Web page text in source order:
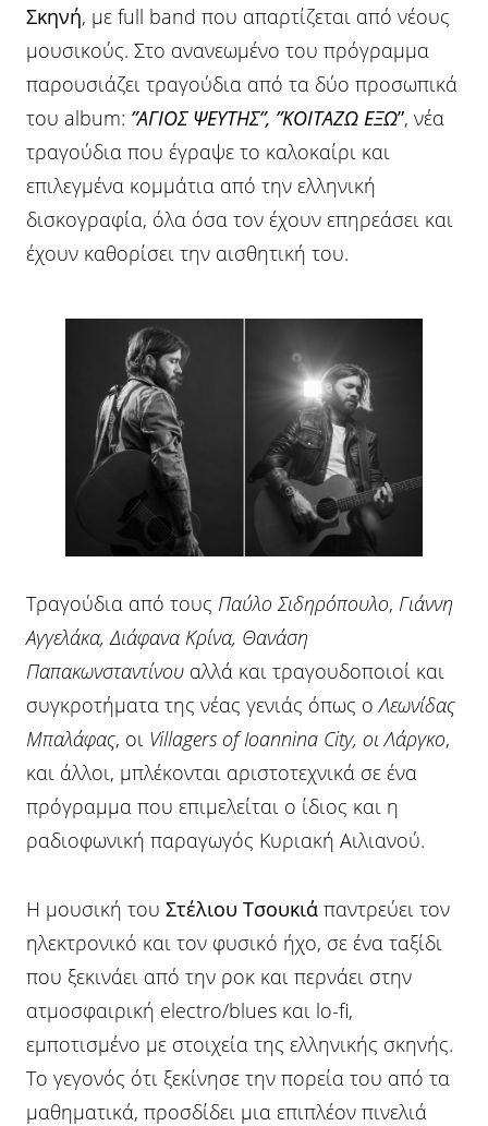
Σκηνή, με full band που απαρτίζεται από νέους
μουσικούς. Στο ανανεωμένο του πρόγραμμα
παρουσιάζει τραγούδια από τα δύο προσωπικά
του album: ”ΑΓΙΟΣ ΨΕΥΤΗΣ”, ”ΚΟΙΤΑΖΩ ΕΞΩ”, νέα
τραγούδια που έγραψε το καλοκαίρι και
επιλεγμένα κομμάτια από την ελληνική
δισκογραφία, όλα όσα τον έχουν επηρεάσει και
έχουν καθορίσει την αισθητική του.
Τραγούδια από τους Παύλο Σιδηρόπουλο, Γιάννη
Αγγελάκα, Διάφανα Κρίνα, Θανάση
Παπακωνσταντίνου αλλά και τραγουδοποιοί και
συγκροτήματα της νέας γενιάς όπως οΛεωνίδας
Μπαλάφας, οι Villagers of Ioannina City, οι Λάργκο,
και άλλοι, μπλέκονται αριστοτεχνικά σε ένα
πρόγραμμα που επιμελείται ο ίδιος και η
ραδιοφωνική παραγωγός Κυριακή Αιλιανού.
Η μουσική του Στέλιου Τσουκιά παντρεύει τον
ηλεκτρονικό και τον φυσικό ήχο, σε ένα ταξίδι
που ξεκινάει από την ροκ και περνάει στην
ατμοσφαιρική electro/blues και lo-fi,
εμποτισμένο με στοιχεία της ελληνικής σκηνής.
Το γεγονός ότι ξεκίνησε την πορεία του από τα
μαθηματικά, προσδίδει μια επιπλέον πινελιά